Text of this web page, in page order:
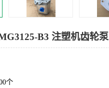
B3 注塑机齿轮泵
个